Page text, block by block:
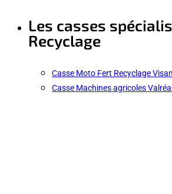
Les casses
Recyclage
Casse Moto Fert Recyclage Visan
Casse Machines agricoles